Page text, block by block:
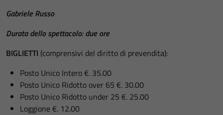
Gabriele Russo
Durata dello spettacolo: due ore
BIGLIETTI (comprensivi del diritto di prevendita):
Posto Unico Intero €. 35.00
Posto Unico Ridotto over 65 €. 30.00
Posto Unico Ridotto under 25 €. 25.00
Loggione €. 12.00